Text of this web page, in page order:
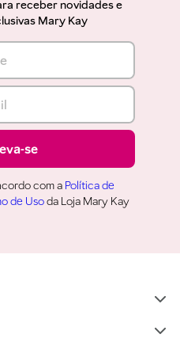
receber novidades e
Mary Kay
se
com a Política de
de Usoda Loja Mary Kay